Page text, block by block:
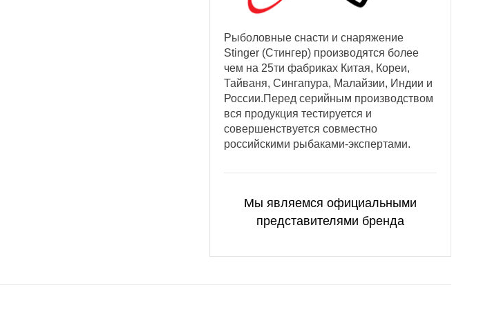
Рыболовные снасти и снаряжение
Stinger (Стингер) производятся более
чем на 25ти фабриках Китая, Кореи,
Тайваня, Сингапура, Малайзии, Индии и
России.Перед серийным производством
вся продукция тестируется и
совершенствуется совместно
российскими рыбаками-экспертами.
Мы являемся официальными
представителями бренда